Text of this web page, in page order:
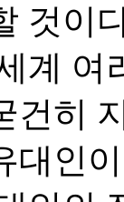
것이
계 여
건히
대인